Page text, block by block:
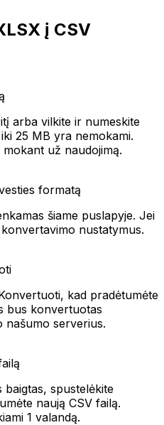
į CSV
arba vilkite ir numeskite
25 MB yra nemokami.
už naudojimą.
formatą
šiame puslapyje. Jei
nustatymus.
kad pradėtumėte
bus konvertuotas
našumo serverius.
spustelėkite
naują CSV failą.
1 valandą.